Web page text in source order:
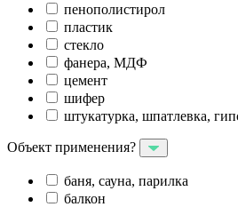
пенополистирол
пластик
стекло
фанера, МДФ
цемент
шифер
штукатурка, шпатлевка,
Объект применения?
баня, сауна, парилка
балкон